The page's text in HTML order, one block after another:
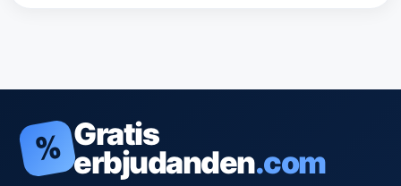
% Gratis
erbjudanden.com